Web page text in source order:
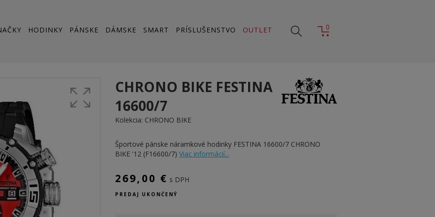
HODINKY PÁNSKE DÁMSKE SMART PRÍSLUŠENSTVO OUTLET 0
CHRONO BIKE FESTINA
16600/7
Kolekcia: CHRONO BIKE
Športové pánske náramkové hodinky FESTINA 16600/7 CHRONO
BIKE '12 (F16600/7) Viac informácií...
269,00 € s DPH
PREDAJ UKONČENÝ